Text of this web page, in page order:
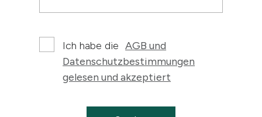
Ich habe die AGB und
Datenschutzbestimmungen
gelesen und akzeptiert